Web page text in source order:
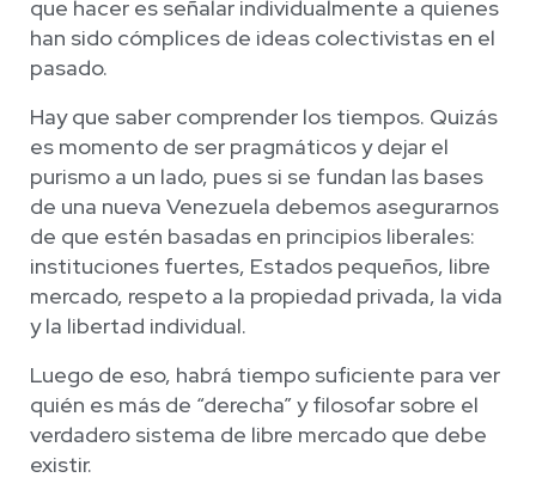
que hacer es señalar individualmente a quienes
han sido cómplices de ideas colectivistas en el
pasado.
Hay que saber comprender los tiempos. Quizás
es momento de ser pragmáticos y dejar el
purismo a un lado, pues si se fundan las bases
de una nueva Venezuela debemos asegurarnos
de que estén basadas en principios liberales:
instituciones fuertes, Estados pequeños, libre
mercado, respeto a la propiedad privada, la vida
y la libertad individual.
Luego de eso, habrá tiempo suficiente para ver
quién es más de “derecha” y filosofar sobre el
verdadero sistema de libre mercado que debe
existir.